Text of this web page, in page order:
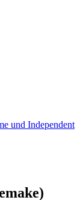
und Independent